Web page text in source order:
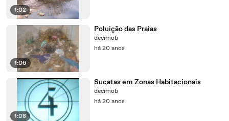
1:02
1:06
Poluição das Praias
decimob
há 20 anos
1:08
Sucatas em Zonas Habitacionais
decimob
há 20 anos